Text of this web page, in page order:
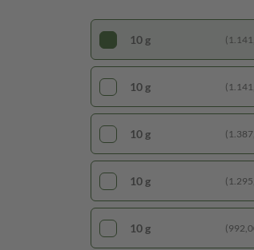
10 g
10 g
10 g
10 g
10 g